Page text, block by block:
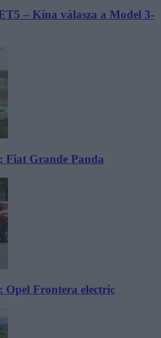
– Kína válasza a Model 3-
Fiat Grande Panda
Opel Frontera electric